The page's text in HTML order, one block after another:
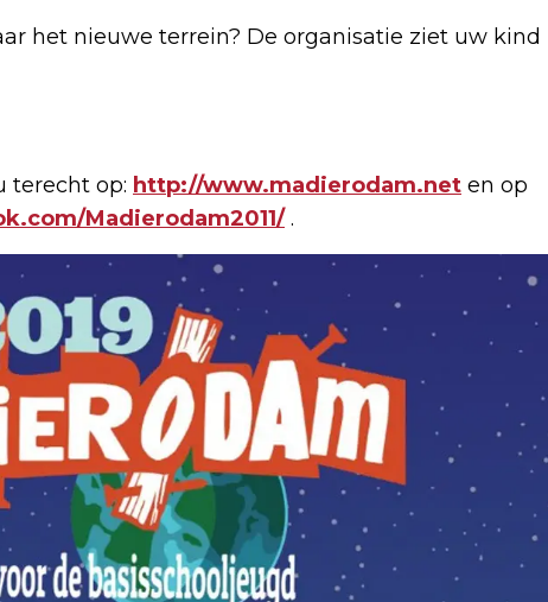
het nieuwe terrein? De organisatie ziet uw kind
terecht op: http://www.madierodam.net en op
Madierodam2011/.